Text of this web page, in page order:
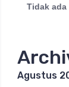
Tidak
Agustus